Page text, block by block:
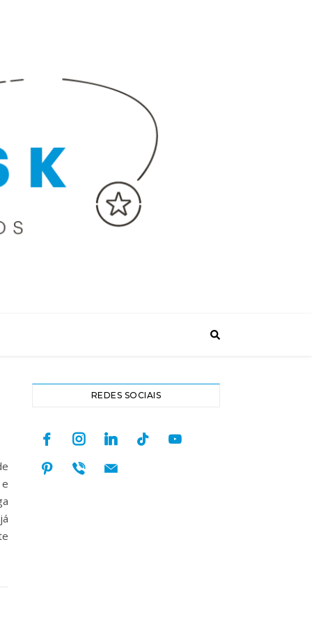
REDES SOCIAIS
facebookinstagramlinkedintiktok youtube
pinterest
viber mail